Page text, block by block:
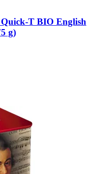
Quick-​T BIO English
g)